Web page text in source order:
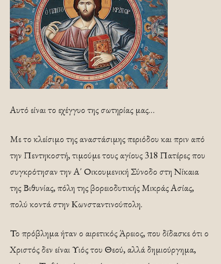
Αυτό είναι το εχέγγυο της σωτηρίας μας…
Με το κλείσιμο της αναστάσιμης περιόδου και πριν από
την Πεντηκοστή, τιμούμε τους αγίους 318 Πατέρες που
συγκρότησαν την Α΄ Οικουμενική Σύνοδο στη Νίκαια
της Βιθυνίας, πόλη της βορειοδυτικής Μικράς Ασίας,
πολύ κοντά στην Κωνσταντινούπολη.
Το πρόβλημα ήταν ο αιρετικός Άρειος, που δίδασκε ότι ο
Χριστός δεν είναι Υιός του Θεού, αλλά δημιούργημα,